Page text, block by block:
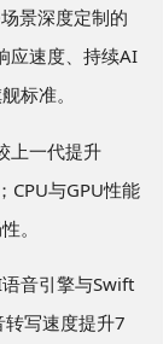
景深度定制的
应速度、持续AI
标准。
上一代提升
CPU与GPU性能
。
音引擎与Swift
转写速度提升7